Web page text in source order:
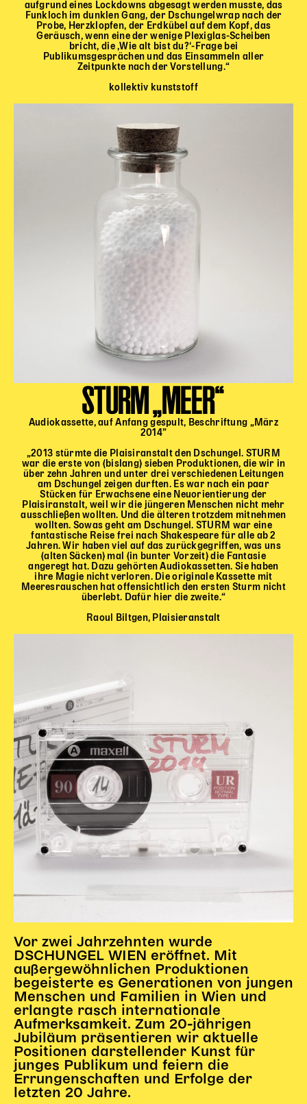
Unser Blog
Team
Künstler*innen 2025/26
Bühnen + Studios
20 Jahre Dschungel Wien
SPENDEN + FÖRDERN
Translate to English
Suchbegriffe
aufgrund eines Lockdowns abgesagt werden musste, das
Funkloch im dunklen Gang, der Dschungelwrap nach der
Probe, Herzklopfen, der Erdkübel auf dem Kopf, das
Geräusch, wenn eine der wenige Plexiglas-Scheiben
bricht, die ‚Wie alt bist du?‘-Frage bei
Publikumsgesprächen und das Einsammeln aller
Zeitpunkte nach der Vorstellung.“
kollektiv kunststoff
STURM „MEER“
Audiokassette, auf Anfang gespult, Beschriftung „März
2014”
„2013 stürmte die Plaisiranstalt den Dschungel. STURM
war die erste von (bislang) sieben Produktionen, die wir in
über zehn Jahren und unter drei verschiedenen Leitungen
am Dschungel zeigen durften. Es war nach ein paar
Stücken für Erwachsene eine Neuorientierung der
Plaisiranstalt, weil wir die jüngeren Menschen nicht mehr
ausschließen wollten. Und die älteren trotzdem mitnehmen
wollten. Sowas geht am Dschungel. STURM war eine
fantastische Reise frei nach Shakespeare für alle ab 2
Jahren. Wir haben viel auf das zurückgegriffen, was uns
(alten Säcken) mal (in bunter Vorzeit) die Fantasie
angeregt hat. Dazu gehörten Audiokassetten. Sie haben
ihre Magie nicht verloren. Die originale Kassette mit
Meeresrauschen hat offensichtlich den ersten Sturm nicht
überlebt. Dafür hier die zweite.“
Raoul Biltgen, Plaisieranstalt
Vor zwei Jahrzehnten wurde
DSCHUNGEL WIEN eröffnet. Mit
außergewöhnlichen Produktionen
begeisterte es Generationen von jungen
Menschen und Familien in Wien und
erlangte rasch internationale
Aufmerksamkeit. Zum 20-jährigen
Jubiläum präsentieren wir aktuelle
Positionen darstellender Kunst für
junges Publikum und feiern die
Errungenschaften und Erfolge der
letzten 20 Jahre.